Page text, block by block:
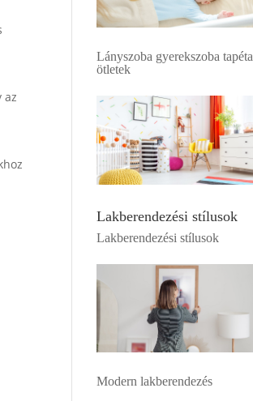
az
Lányszoba gyerekszoba tapéta
ötletek
Lakberendezési stílusok
Lakberendezési stílusok
Modern lakberendezés